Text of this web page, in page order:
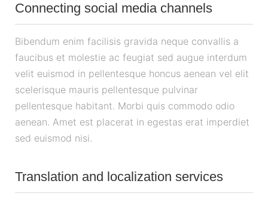
Connecting social media channels
Bibendum enim facilisis gravida neque convallis a
faucibus et molestie ac feugiat sed augue interdum
velit euismod in pellentesque honcus aenean vel elit
scelerisque mauris pellentesque pulvinar
pellentesque habitant. Morbi quis commodo odio
aenean. Amet est placerat in egestas erat imperdiet
sed euismod nisi.
Translation and localization services